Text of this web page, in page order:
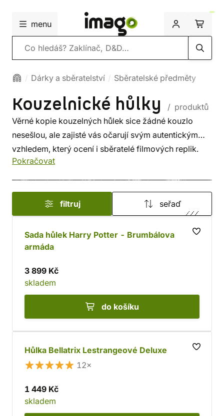
menu
Vyhledávání
Dárky a sběratelství Sběratelské předměty
Kouzelnické hůlky
/ produktů
Věrné kopie kouzelných hůlek sice žádné kouzlo
nesešlou, ale zajisté vás očarují svým autentickým
vzhledem, který ocení i sběratelé filmových replik.
Našerepliky kouzelnických hůlek
Garrickem Ollivanderem. Naopak budou vhodným
dárkem všem obdivovatelům
příběhů Harryho
Potterai fanouškům filmuFantastická zvířataa kde je
najít.
Pokračovat
filtruj seřaď
Sada hůlek Harry Potter - Brumbálova
armáda
3 899 Kč
skladem
do košíku
Hůlka Bellatrix Lestrangeové Deluxe
12×
1 449 Kč
skladem